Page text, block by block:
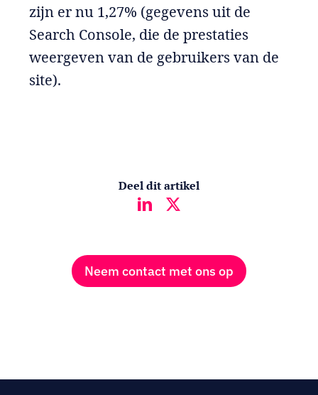
zijn er nu 1,27% (gegevens uit de
Search Console, die de prestaties
weergeven van de gebruikers van de
site).
Deel dit artikel
Neem contact met ons op